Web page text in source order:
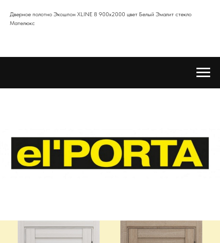
Дверное полотно Экошпон XLINE 8 900х2000 цвет Белый Эмалит стекло
Мателюкс